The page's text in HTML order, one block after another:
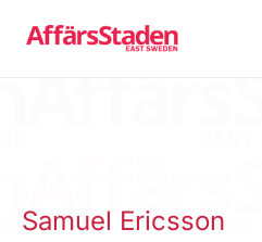
Samuel Ericsson